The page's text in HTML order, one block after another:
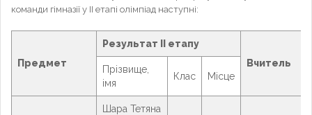
команди гімназії у ІІ етапі олімпіад наступні:
Предмет
Результат ІІ етапу
Вчитель
Прізвище,
імя
Клас Місце
Шара Тетяна